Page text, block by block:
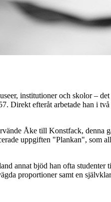
institutioner och skolor –
Direkt efteråt arbetade han i
Åke till Konstfack, denna
uppgiften "Plankan", som
annat bjöd han ofta studenter
proportioner samt en